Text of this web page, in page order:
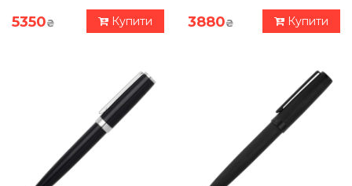
5350₴ Купити 3880₴ Купити